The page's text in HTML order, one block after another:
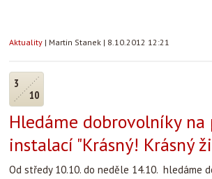
Aktuality | Martin Stanek | 8.10.2012 12:21
3
10
Hledáme dobrovolníky na
instalací "Krásný! Krásný
Od středy 10.10. do neděle 14.10. hledáme